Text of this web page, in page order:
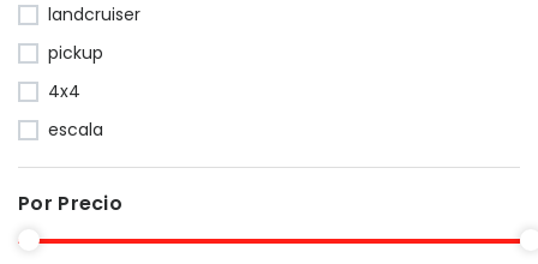
landcruiser
pickup
4x4
escala
Por Precio